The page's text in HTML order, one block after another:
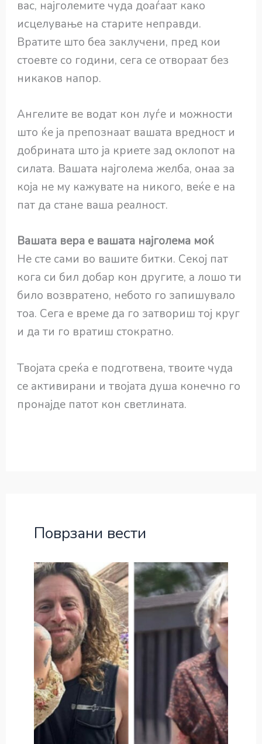
вас, најголемите чуда доаѓаат како
исцелување на старите неправди.
Вратите што беа заклучени, пред кои
стоевте со години, сега се отвораат без
никаков напор.
Ангелите ве водат кон луѓе и можности
што ќе ја препознаат вашата вредност и
добрината што ја криете зад оклопот на
силата. Вашата најголема желба, онаа за
која не му кажувате на никого, веќе е на
пат да стане ваша реалност.
Вашата вера е вашата најголема моќ
Не сте сами во вашите битки. Секој пат
кога си бил добар кон другите, а лошо ти
било возвратено, небото го запишувало
тоа. Сега е време да го затвориш тој круг
и да ти го вратиш стократно.
Твојата среќа е подготвена, твоите чуда
се активирани и твојата душа конечно го
пронајде патот кон светлината.
Поврзани вести